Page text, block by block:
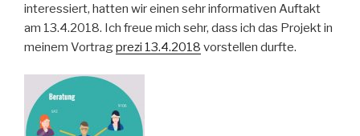
interessiert, hatten wir einen sehr informativen Auftakt
am 13.4.2018. Ich freue mich sehr, dass ich das Projekt in
meinem Vortragprezi 13.4.2018 vorstellen durfte.